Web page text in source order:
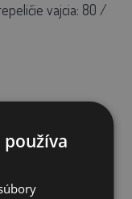
vajcia: 80 /
(každé 2 hodiny)
striekajúcej vode)